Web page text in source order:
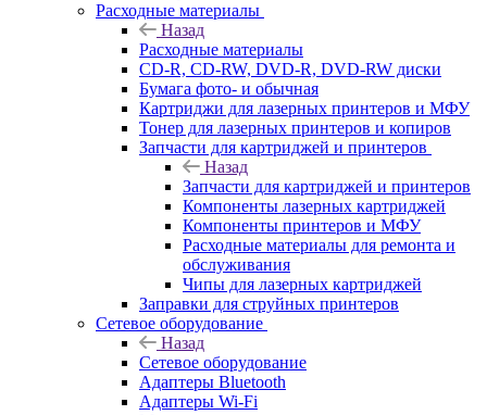
Расходные материалы
Назад
Расходные материалы
CD-R, CD-RW, DVD-R, DVD-RW диски
Бумага фото- и обычная
Картриджи для лазерных принтеров и МФУ
Тонер для лазерных принтеров и копиров
Запчасти для картриджей и принтеров
Назад
Запчасти для картриджей и принтеров
Компоненты лазерных картриджей
Компоненты принтеров и МФУ
Расходные материалы для ремонта и
обслуживания
Чипы для лазерных картриджей
Заправки для струйных принтеров
Сетевое оборудование
Назад
Сетевое оборудование
Адаптеры Bluetooth
Адаптеры Wi-Fi